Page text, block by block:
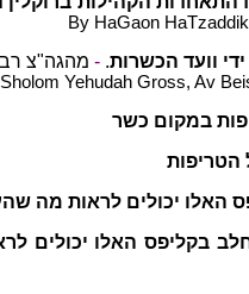
By HaGaon
וועד הכשרות.
- מהגה"צ
Yehudah Gross, Av
במקום כשר
האלו יכולים לראות מה
בקליפס האלו יכולים